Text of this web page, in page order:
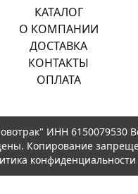
КАТАЛОГ
О КОМПАНИИ
ДОСТАВКА
КОНТАКТЫ
ОПЛАТА
ИНН 6150079530
Копирование
конфиденциальности